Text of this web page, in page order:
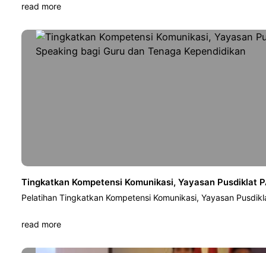
read more
Tingkatkan Kompetensi Komunikasi, Yayasan Pusdiklat
Pelatihan Tingkatkan Kompetensi Komunikasi, Yayasan
read more